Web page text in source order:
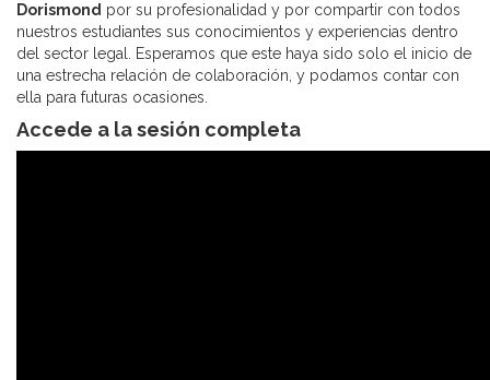
Dorismond por su profesionalidad y por compartir con todos
nuestros estudiantes sus conocimientos y experiencias dentro
del sector legal. Esperamos que este haya sido solo el inicio de
una estrecha relación de colaboración, y podamos contar con
ella para futuras ocasiones.
Accede a la sesión completa